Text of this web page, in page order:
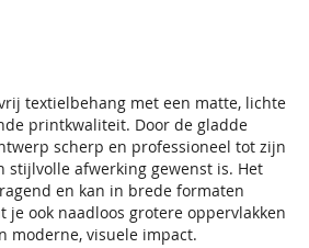
textielbehang met een matte, lichte
printkwaliteit. Door de gladde
scherp en professioneel tot zijn
stijlvolle afwerking gewenst is. Het
en kan in brede formaten
je ook naadloos grotere oppervlakken
moderne, visuele impact.